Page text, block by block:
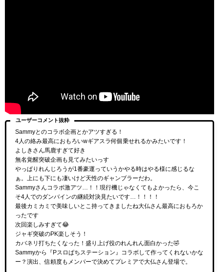
ユーザーコメント抜粋
Sammyとのコラボ企画とかアツすぎる！
4人の絡み最高におもろいwギアスラ何個乗せれるかみたいです！
よしきさん馬鹿すぎて好き
無名覚醒突破企画も見てみたいっす
やっぱりれんじろうが1番豪運っていうかやる時はやる様に感じるな
ぁ。上にも下にも凄いけど天性のギャンブラーだわ。
Sammyさんコラボ激アツ…！！現行機じゃなくてもよかったら、今こ
そ4人でのダンバインの継続対決見たいです…！！！！
最後カミカミで美味しいとこ持ってきましたね大仏さん最高におもろか
ったです
次回楽しみすぎて😂
ジャギ突破のPK楽しそう！
カバネリ打ちたくなった！盛り上げ役のれんれん面白かった🤣
Sammyから『Pスロぱちステーション』コラボして作ってくれないかな
ー？演出、信頼度もメンバーで決めてプレミアで大仏さん登場で。